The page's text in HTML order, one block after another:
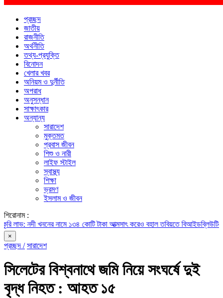
প্রচ্ছদ
জাতীয়
রাজনীতি
অর্থনীতি
তথ্য-প্রযুক্তি
বিনোদন
খেলার খবর
অনিয়ম ও দুর্নীতি
অপরাধ
অনুসন্ধান
সাক্ষাৎকার
অন্যান্য
সারাদেশ
মুক্তমত
প্রবাস জীবন
শিশু ও নারী
লাইফ স্টাইল
স্বাস্থ্য
শিক্ষা
ভ্রমণ
ইসলাম ও জীবন
শিরোনাম :
খননের নামে ১৩৪ কোটি টাকা আত্মসাৎ করেও বহাল তবিয়তে বিআইডব্লিউটিএ’র
×
প্রচ্ছদ / সারাদেশ
সিলেটের বিশ্বনাথে জমি নিয়ে সংঘর্ষে দুই
বৃদ্ধ নিহত : আহত ১৫